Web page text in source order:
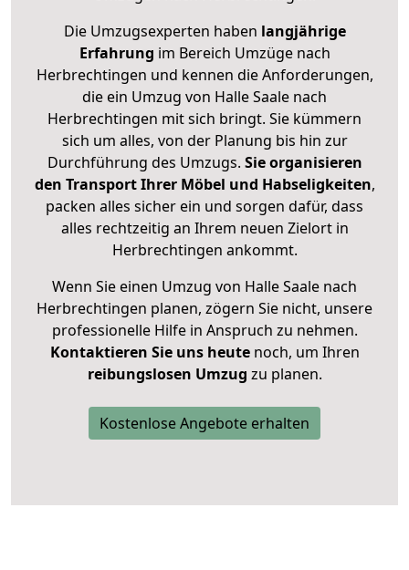
Die Umzugsexperten haben langjährige
Erfahrung im Bereich Umzüge nach
Herbrechtingen und kennen die Anforderungen,
die ein Umzug von Halle Saale nach
Herbrechtingen mit sich bringt. Sie kümmern
sich um alles, von der Planung bis hin zur
Durchführung des Umzugs. Sie organisieren
den Transport Ihrer Möbel und Habseligkeiten,
packen alles sicher ein und sorgen dafür, dass
alles rechtzeitig an Ihrem neuen Zielort in
Herbrechtingen ankommt.
Wenn Sie einen Umzug von Halle Saale nach
Herbrechtingen planen, zögern Sie nicht, unsere
professionelle Hilfe in Anspruch zu nehmen.
Kontaktieren Sie uns heutenoch, um Ihren
reibungslosen Umzug zu planen.
Kostenlose Angebote erhalten